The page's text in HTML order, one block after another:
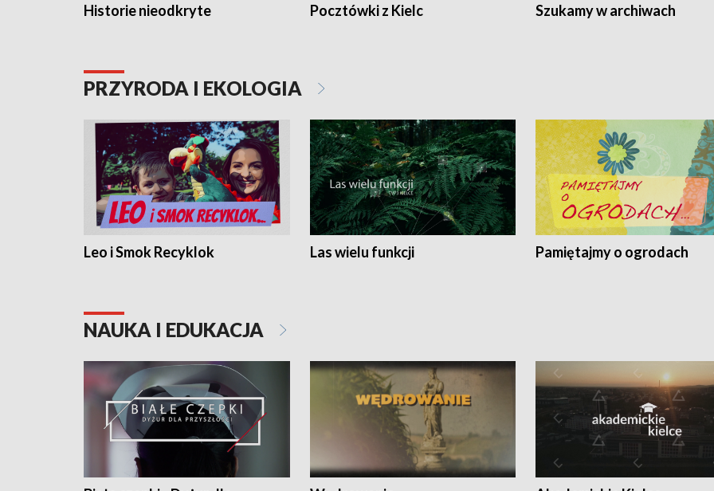
Historie nieodkryte Pocztówki z Kielc Szukamy w archiwach
PRZYRODA I EKOLOGIA
Leo i Smok Recyklok Las wielu funkcji Pamiętajmy o ogrodach
NAUKA I EDUKACJA